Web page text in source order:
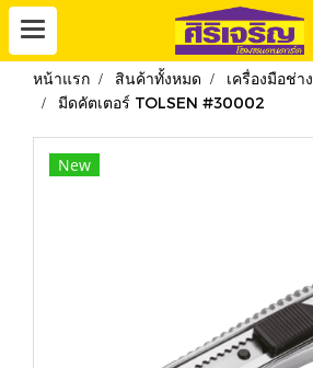
หน้าแรก สินค้าทั้งหมด
เครื่องมือช่าง
มีดคัตเตอร์ TOLSEN #30002
New